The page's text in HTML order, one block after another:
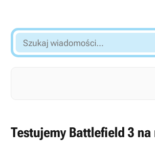
Szukaj
wiadomości...
Testujemy Battlefield 3 na